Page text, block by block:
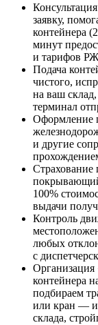
заявку,
контейнера
минут
и тарифов
Подача
чистого,
на ваш
терминал
Оформление
и другие
Страхование
100%
выдачи
Контроль
любых
с
контейнера
подбираем
или кран — и
склада,